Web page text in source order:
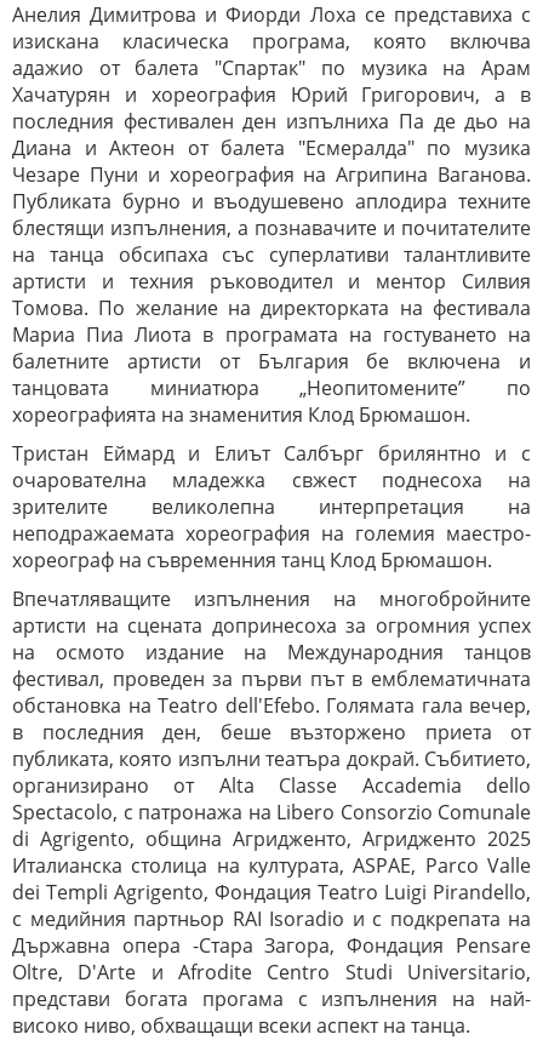
Анелия Димитрова и Фиорди Лоха се представиха с
изискана класическа програма, която включва
адажио от балета "Спартак" по музика на Арам
Хачатурян и хореография Юрий Григорович, а в
последния фестивален ден изпълниха Па де дьо на
Диана и Актеон от балета "Есмералда" по музика
Чезаре Пуни и хореография на Агрипина Ваганова.
Публиката бурно и въодушевено аплодира техните
блестящи изпълнения, а познавачите и почитателите
на танца обсипаха със суперлативи талантливите
артисти и техния ръководител и ментор Силвия
Томова. По желание на директорката на фестивала
Мариа Пиа Лиота в програмата на гостуването на
балетните артисти от България бе включена и
танцовата миниатюра „Неопитомените” по
хореографията на знаменития Клод Брюмашон.
Тристан Еймард и Елиът Салбърг брилянтно и с
очарователна младежка свжест поднесоха на
зрителите великолепна интерпретация на
неподражаемата хореография на големия маестро-
хореограф на съвременния танц Клод Брюмашон.
Впечатляващите изпълнения на многобройните
артисти на сцената допринесоха за огромния успех
на осмото издание на Международния танцов
фестивал, проведен за първи път в емблематичната
обстановка на Teatro dell'Efebo. Голямата гала вечер,
в последния ден, беше възторжено приета от
публиката, която изпълни театъра докрай. Събитието,
организирано от Alta Classe Accademia dello
Spectacolo, с патронажа на Libero Consorzio Comunale
di Agrigento, община Агридженто, Агридженто 2025
Италианска столица на културата, ASPAE, Parco Valle
dei Templi Agrigento, Фондация Teatro Luigi Pirandello,
с медийния партньор RAI Isoradio и с подкрепата на
Държавна опера -Стара Загора, Фондация Pensare
Oltre, D'Arte и Afrodite Centro Studi Universitario,
представи богата прогама с изпълнения на най-
високо ниво, обхващащи всеки аспект на танца.